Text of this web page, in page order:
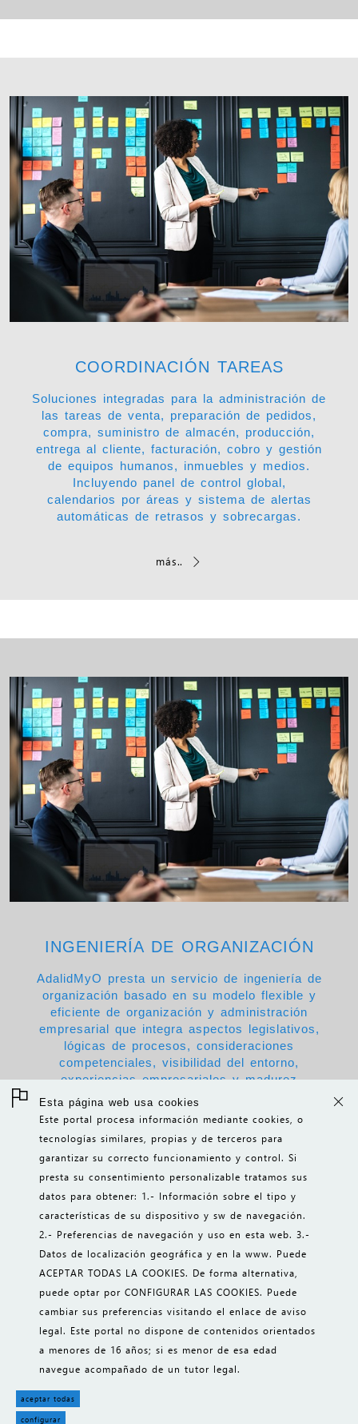
Esta página web usa cookies
Este portal procesa información mediante cookies, o
tecnologías similares, propias y de terceros para
garantizar su correcto funcionamiento y control. Si
presta su consentimiento personalizable tratamos sus
datos para obtener: 1.- Información sobre el tipo y
características de su dispositivo y sw de navegación.
2.- Preferencias de navegación y uso en esta web. 3.-
Datos de localización geográfica y en la www. Puede
ACEPTAR TODAS LA COOKIES. De forma alternativa,
puede optar por CONFIGURAR LAS COOKIES. Puede
cambiar sus preferencias visitando el enlace de aviso
legal. Este portal no dispone de contenidos orientados
a menores de 16 años; si es menor de esa edad
navegue acompañado de un tutor legal.
aceptar todas
configurar
COORDINACIÓN TAREAS
Soluciones integradas para la administración de
las tareas de venta, preparación de pedidos,
compra, suministro de almacén, producción,
entrega al cliente, facturación, cobro y gestión
de equipos humanos, inmuebles y medios.
Incluyendo panel de control global,
calendarios por áreas y sistema de alertas
automáticas de retrasos y sobrecargas.
más..
INGENIERÍA DE ORGANIZACIÓN
AdalidMyO presta un servicio de ingeniería de
organización basado en su modelo flexible y
eficiente de organización y administración
empresarial que integra aspectos legislativos,
lógicas de procesos, consideraciones
competenciales, visibilidad del entorno,
experiencias empresariales y madurez
tecnológica.
más..
CONTACTO
INFO LEGAL
fotos Pexels|| iconos 8
SHOP || TPV || CRM || MIS || ARMORsystem